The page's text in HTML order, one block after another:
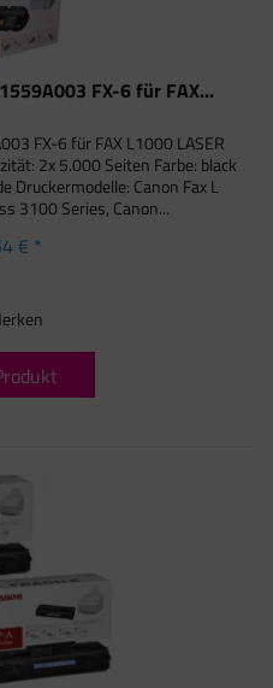
FX-6 für FAX...
FX-6 für FAX L1000 LASER
2x 5.000 Seiten Farbe: black
Druckermodelle: Canon Fax L
3100 Series, Canon...
€ *